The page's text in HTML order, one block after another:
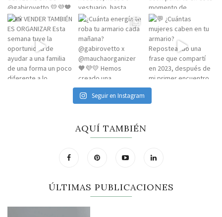
Seguir en Instagram
AQUÍ TAMBIÉN
ÚLTIMAS PUBLICACIONES